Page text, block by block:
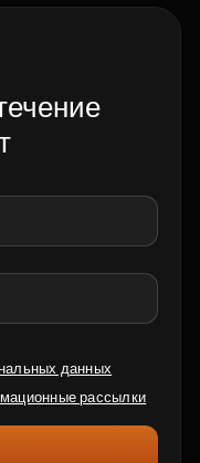
данных
рассылки